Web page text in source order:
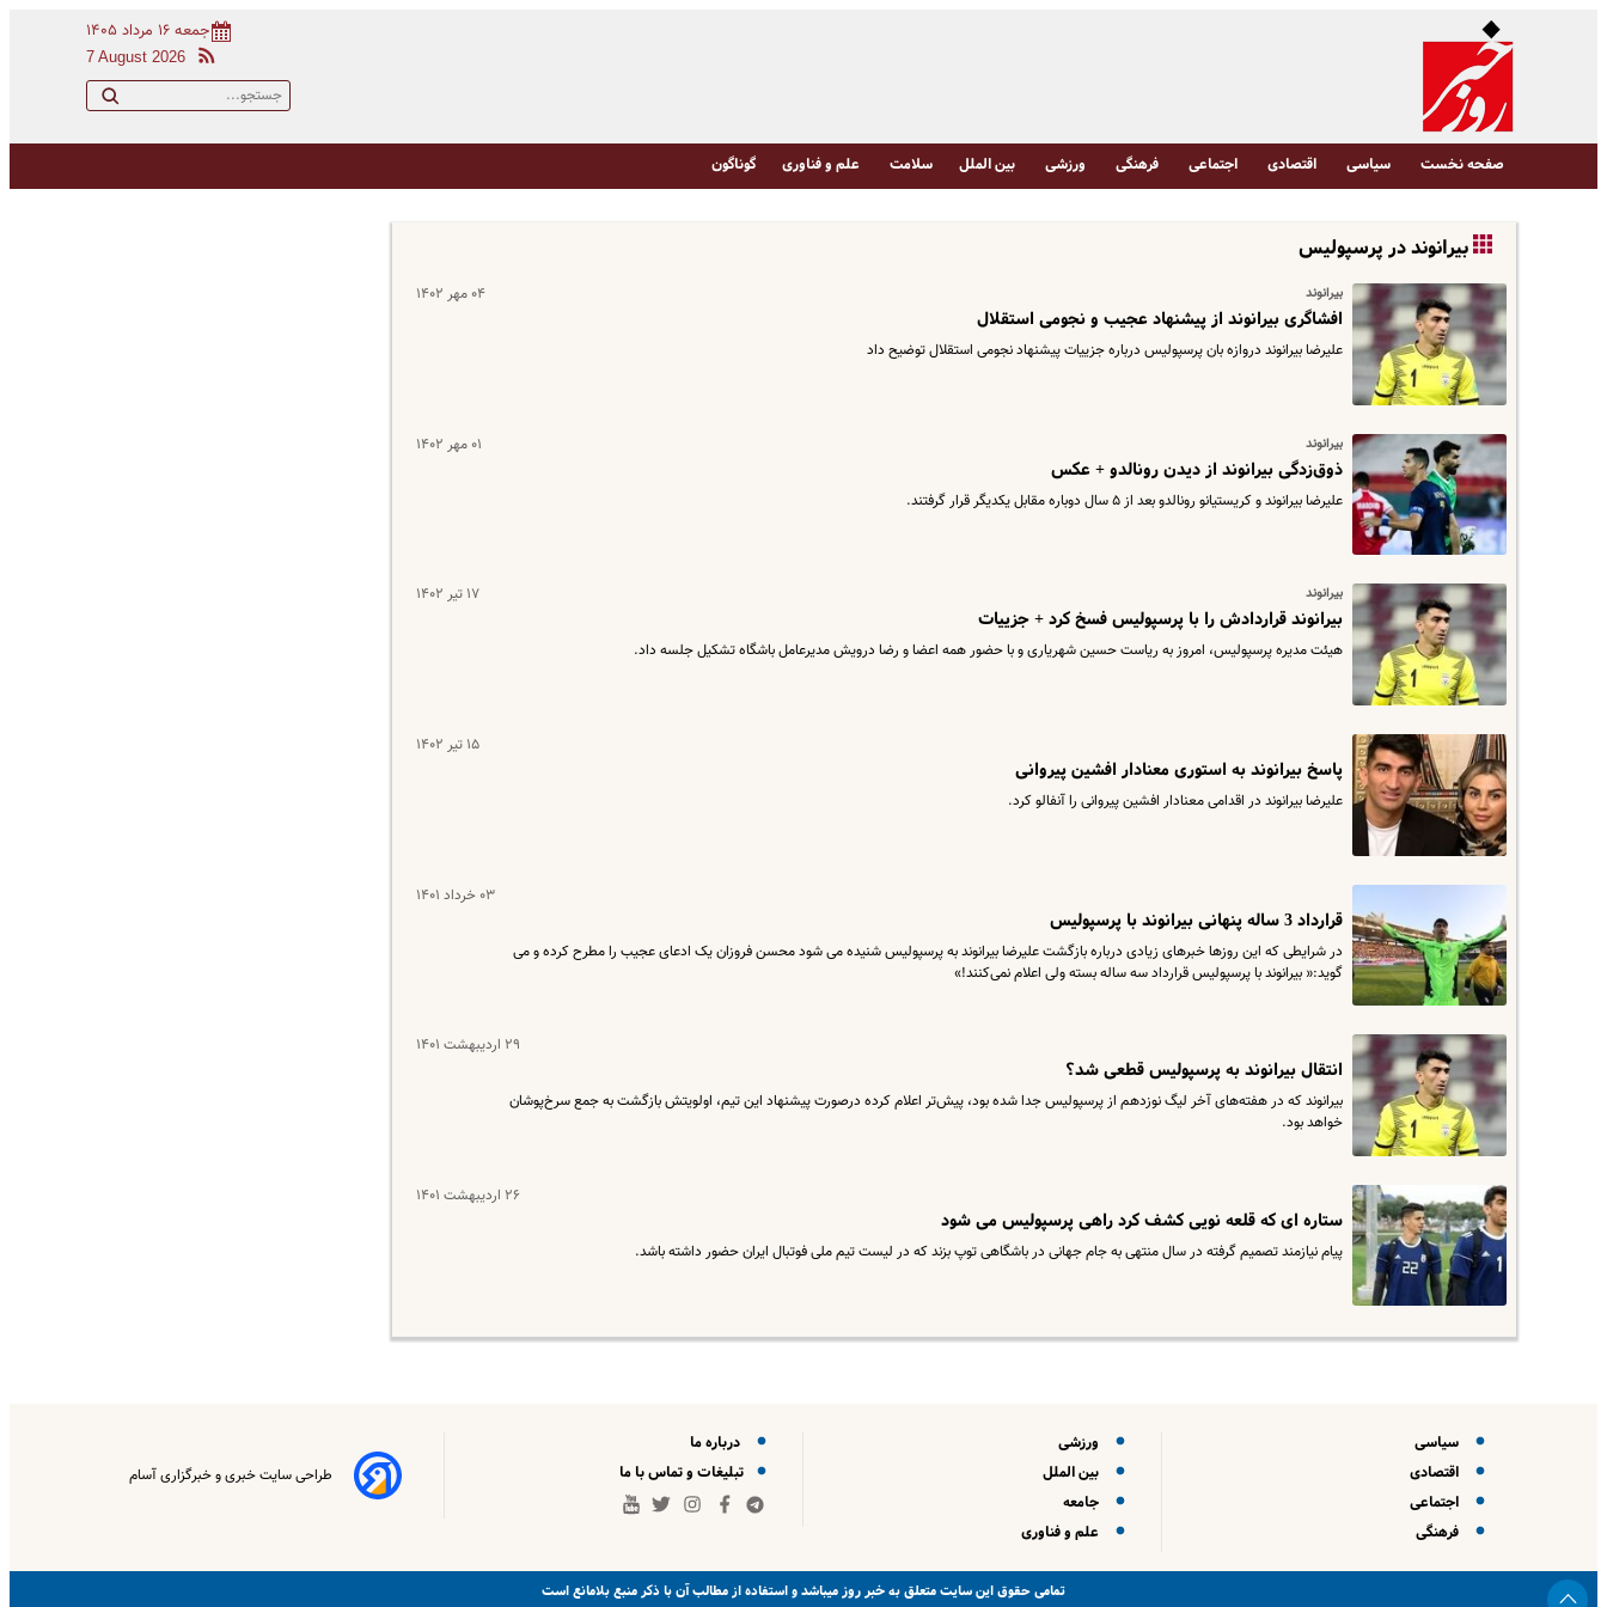
جمعه ۱۶ مرداد ۱۴۰۵
7 August 2026
صفحه نخست سیاسی اقتصادی اجتماعی فرهنگی ورزشی بین الملل سلامت علم و فناوری گوناگون
بیرانوند در پرسپولیس
بیرانوند ۰۴ مهر ۱۴۰۲
افشاگری بیرانوند از پیشنهاد عجیب و نجومی استقلال
علیرضا بیرانوند دروازه بان پرسپولیس درباره جزییات پیشنهاد نجومی استقلال توضیح داد
بیرانوند ۰۱ مهر ۱۴۰۲
ذوق‌زدگی بیرانوند از دیدن رونالدو + عکس
علیرضا بیرانوند و کریستیانو رونالدو بعد از ۵ سال دوباره مقابل یکدیگر قرار گرفتند.
بیرانوند ۱۷ تیر ۱۴۰۲
بیرانوند قراردادش را با پرسپولیس فسخ کرد + جزییات
هیئت مدیره پرسپولیس، امروز به ریاست حسین شهریاری و با حضور همه اعضا و رضا درویش مدیرعامل باشگاه تشکیل جلسه داد.
۱۵ تیر ۱۴۰۲
پاسخ بیرانوند به استوری معنادار افشین پیروانی
علیرضا بیرانوند در اقدامی معنادار افشین پیروانی را آنفالو کرد.
۰۳ خرداد ۱۴۰۱
قرارداد 3 ساله پنهانی بیرانوند با پرسپولیس
در شرایطی که این روزها خبرهای زیادی درباره بازگشت علیرضا بیرانوند به پرسپولیس شنیده می شود محسن فروزان یک ادعای عجیب را مطرح کرده و می
گوید:« بیرانوند با پرسپولیس قرارداد سه ساله بسته ولی اعلام نمی‌کنند!»
۲۹ اردیبهشت ۱۴۰۱
انتقال بیرانوند به پرسپولیس قطعی شد؟
بیرانوند که در هفته‌های آخر لیگ نوزدهم از پرسپولیس جدا شده بود، پیش‌تر اعلام کرده درصورت پیشنهاد این تیم، اولویتش بازگشت به جمع سرخ‌پوشان
خواهد بود.
۲۶ اردیبهشت ۱۴۰۱
ستاره ای که قلعه نویی کشف کرد راهی پرسپولیس می شود
پیام نیازمند تصمیم گرفته در سال منتهی به جام جهانی در باشگاهی توپ بزند که در لیست تیم ملی فوتبال ایران حضور داشته باشد.
سیاسی
اقتصادی
اجتماعی
فرهنگی
ورزشی
بین الملل
جامعه
علم و فناوری
درباره ما
تبلیغات و تماس با ما
طراحی سایت خبری و خبرگزاری آسام
تمامی حقوق این سایت متعلق بهخبر روزمیباشد و استفاده از مطالب آن با ذکر منبع بلامانع است